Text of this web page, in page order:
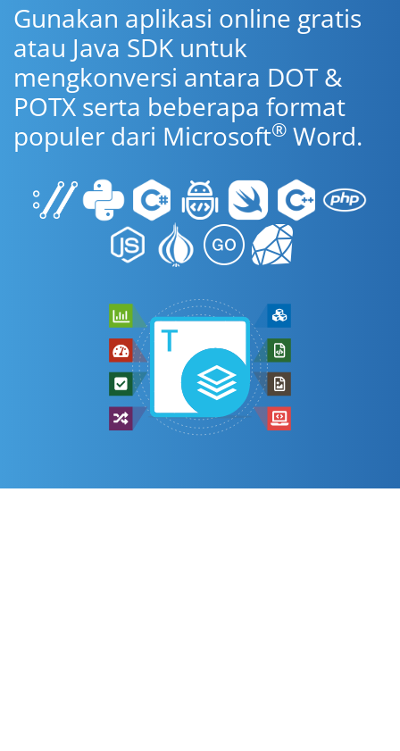
Gunakan aplikasi online gratis
atau Java SDK untuk
mengkonversi antara DOT &
POTX serta beberapa format
populer dari Microsoft® Word.